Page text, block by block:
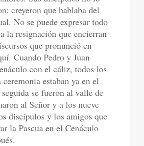
creyeron que hablaba del
No se puede expresar todo
la resignación que encierran
que pronunció en
Cuando Pedro y Juan
con el cáliz, todos los
estaban ya en el
se fueron al valle de
al Señor y a los nueve
discípulos y los amigos que
la Pascua en el Cenáculo